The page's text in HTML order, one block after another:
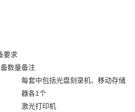
要求
数量备注
每套中包括光盘刻录机、移动存储
器各1个
激光打印机